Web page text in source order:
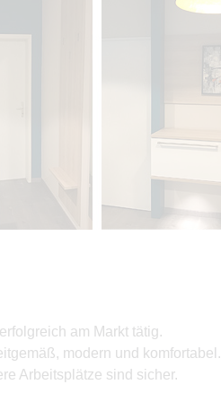
am Markt tätig.
modern und komfortabel.
Arbeitsplätze sind sicher.